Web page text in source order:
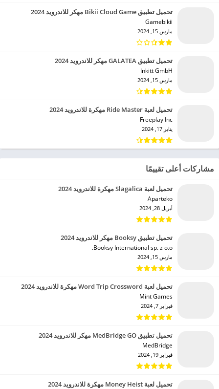
تحميل تطبيق Bikii Cloud Game مهكر للاندرويد 2024
Gamebikii‏
مارس 15, 2024
تحميل تطبيق GALATEA مهكر للاندرويد 2024
Inkitt GmbH‏
مارس 15, 2024
تحميل لعبة Ride Master مهكرة للاندرويد 2024
Freeplay Inc‏
يناير 17, 2024
مشاركات أعلى تقييمًا
تحميل لعبة Slagalica مهكرة للاندرويد 2024
Aparteko‏
أبريل 28, 2024
تحميل تطبيق Booksy مهكر للاندرويد 2024
Booksy International sp. z o.o.‏
مارس 15, 2024
تحميل لعبة Word Trip Crossword مهكرة للاندرويد 2024
Mint Games‏
فبراير 7, 2024
تحميل تطبيق MedBridge GO مهكر للاندرويد 2024
MedBridge‏
فبراير 19, 2024
تحميل لعبة Money Heist مهكرة للاندرويد 2024